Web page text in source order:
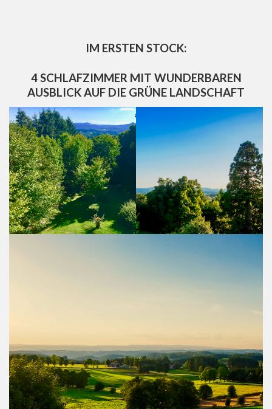
IM ERSTEN STOCK:
4 SCHLAFZIMMER MIT WUNDERBAREN
AUSBLICK AUF DIE GRÜNE LANDSCHAFT